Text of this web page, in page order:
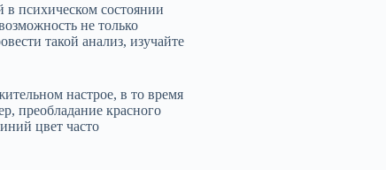
в психическом состоянии
не только
такой анализ, изучайте
настрое, в то время
преобладание красного
цвет часто